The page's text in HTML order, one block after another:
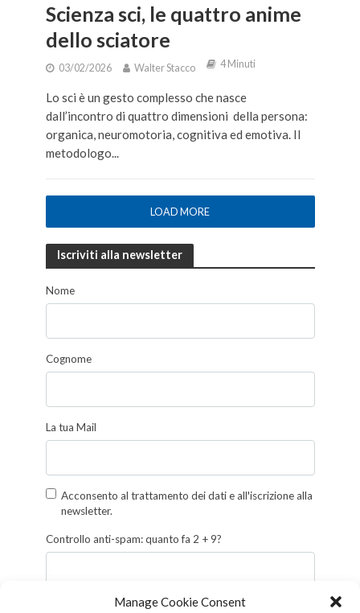
Manage Cookie Consent
Scienza sci, le quattro anime
dello sciatore
03/02/2026 Walter Stacco 4 Minuti
Lo sci è un gesto complesso che nasce
dall’incontro di quattro dimensioni della persona:
organica, neuromotoria, cognitiva ed emotiva. Il
metodologo...
LOAD MORE
Iscriviti alla newsletter
Nome
Cognome
La tua Mail
Acconsento al trattamento dei dati e all'iscrizione alla
newsletter.
Controllo anti-spam: quanto fa 2 + 9?